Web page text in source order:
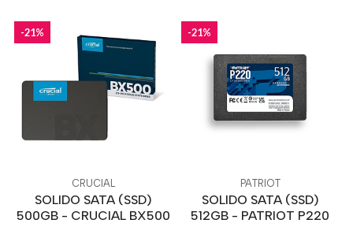
-21%
CRUCIAL
SOLIDO SATA (SSD)
500GB - CRUCIAL BX500
-21%
PATRIOT
SOLIDO SATA (SSD)
512GB - PATRIOT P220